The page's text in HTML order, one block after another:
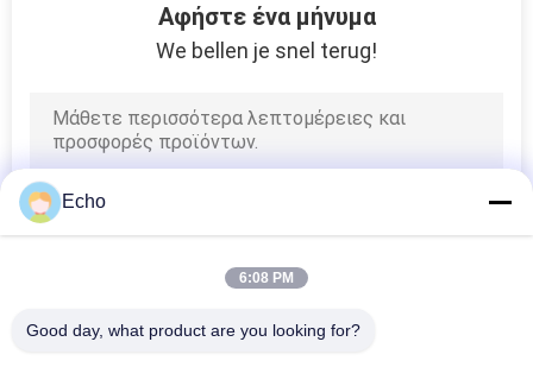
Αφήστε ένα μήνυμα
We bellen je snel terug!
Echo
6:08 PM
Good day, what product are you looking for?